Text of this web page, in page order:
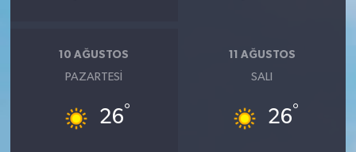
10 AĞUSTOS
PAZARTESI
26°
11 AĞUSTOS
SALI
26°